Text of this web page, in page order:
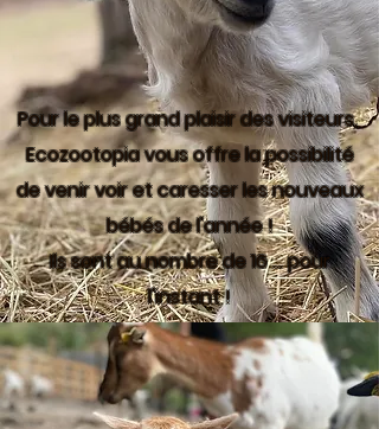
Pour le plus grand plaisir des visiteurs,
Ecozootopia vous offre la possibilité
de venir voir et caresser les nouveaux
bébés de l'année !
Ils sont au nombre de 16 ... pour
l'instant !